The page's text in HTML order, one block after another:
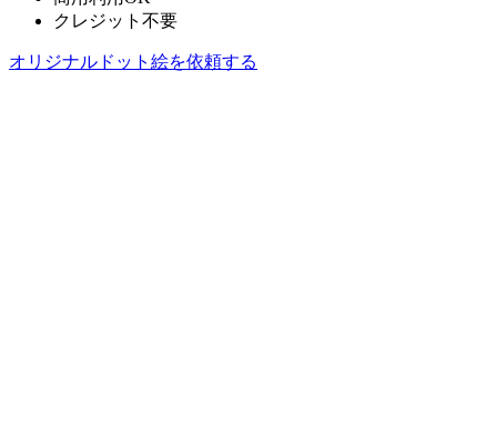
クレジット不要
オリジナルドット絵を依頼する